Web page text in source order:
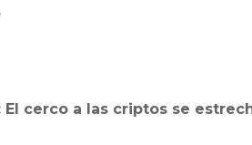
cerco a las criptos se